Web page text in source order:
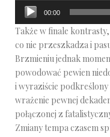
Odtwarzacz
plików
dźwiękowych
00:00
Także w finale
co nie przeszkadza i
Brzmieniu jednak
powodować pewien
i wyraziście podkreślony
wrażenie pewnej
połączonej z
Zmiany tempa czasem